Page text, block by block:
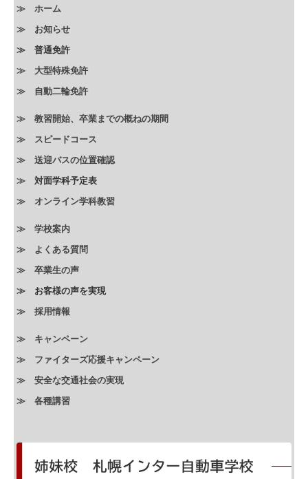
≫ ホーム
≫
お知らせ
≫ 普通免許
≫ 大型特殊免許
≫ 自動二輪免許
≫ 教習開始、卒業までの概ねの期間
≫ スピードコース
≫
送迎バスの位置確認
≫対面学科予定表
≫ オンライン学科教習
≫
学校案内
≫ よくある質問
≫ 卒業生の声
≫
お客様の声を実現
≫ 採用情報
≫ キャンペーン
≫ ファイターズ応援キャンペーン
≫ 安全な交通社会の実現
≫
各種講習